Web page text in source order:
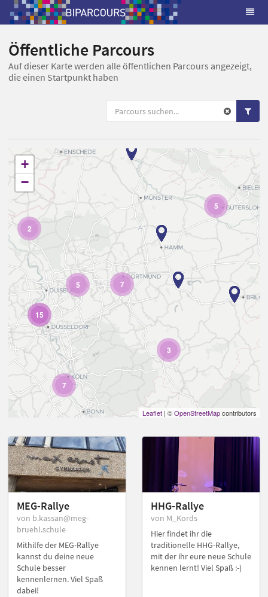
Öffentliche Parcours
Auf dieser Karte werden alle öffentlichen Parcours angezeigt,
die einen Startpunkt haben
3
7
5
2
5
7
15
+
−
Leaflet | ©OpenStreetMapcontributors
MEG-Rallye
von b.kassan@meg-
bruehl.schule
Mithilfe der MEG-Rallye
kannst du deine neue
Schule besser
kennenlernen. Viel Spaß
dabei!
HHG-Rallye
von M_Kords
Hier findet ihr die
traditionelle HHG-Rallye,
mit der ihr eure neue Schule
kennen lernt! Viel Spaß :-)